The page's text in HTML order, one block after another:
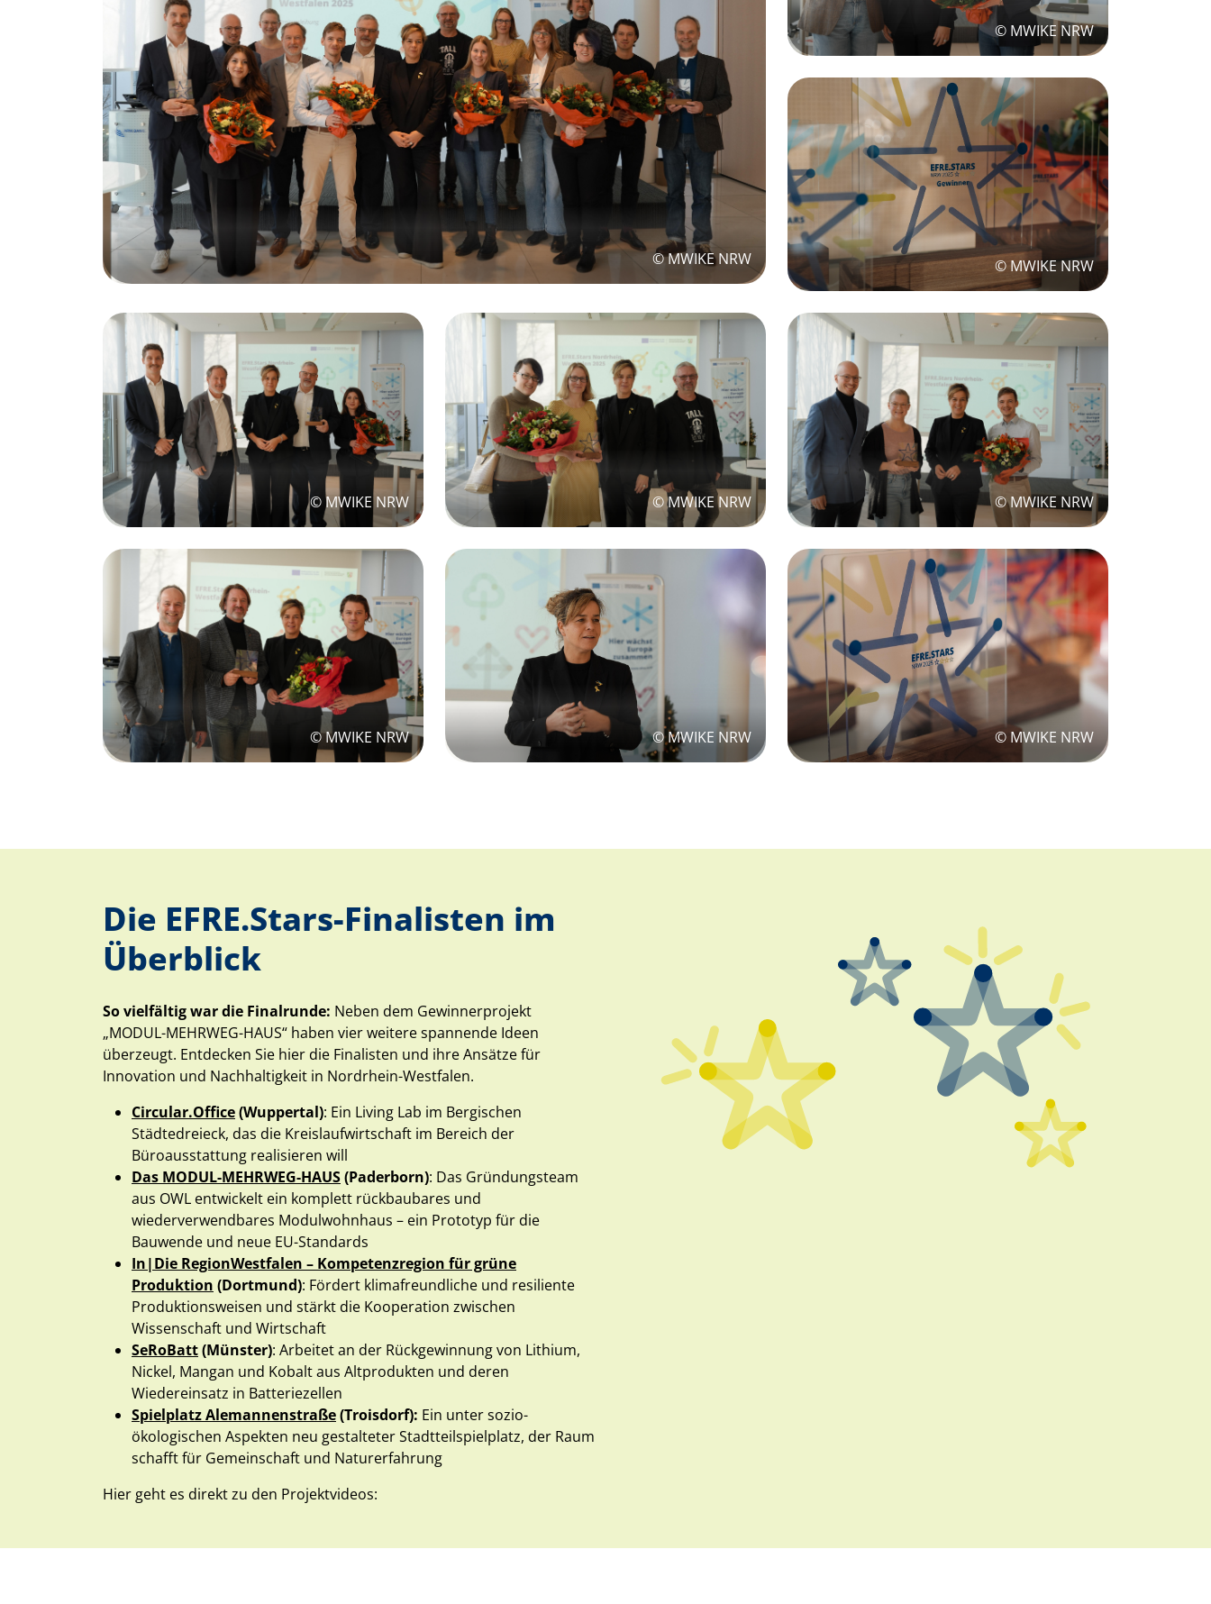
© MWIKE NRW
© MWIKE NRW
© MWIKE NRW
© MWIKE NRW © MWIKE NRW © MWIKE NRW
© MWIKE NRW © MWIKE NRW © MWIKE NRW
Die EFRE.Stars-Finalisten im
Überblick
So vielfältig war die Finalrunde: Neben dem Gewinnerprojekt
„MODUL-MEHRWEG-HAUS“ haben vier weitere spannende Ideen
überzeugt. Entdecken Sie hier die Finalisten und ihre Ansätze für
Innovation und Nachhaltigkeit in Nordrhein-Westfalen.
Circular.Office(Wuppertal): Ein Living Lab im Bergischen
Städtedreieck, das die Kreislaufwirtschaft im Bereich der
Büroausstattung realisieren will
Das MODUL-MEHRWEG-HAUS(Paderborn): Das Gründungsteam
aus OWL entwickelt ein komplett rückbaubares und
wiederverwendbares Modulwohnhaus – ein Prototyp für die
Bauwende und neue EU-Standards
In|Die RegionWestfalen – Kompetenzregion für grüne
Produktion (Dortmund): Fördert klimafreundliche und resiliente
Produktionsweisen und stärkt die Kooperation zwischen
Wissenschaft und Wirtschaft
SeRoBatt(Münster): Arbeitet an der Rückgewinnung von Lithium,
Nickel, Mangan und Kobalt aus Altprodukten und deren
Wiedereinsatz in Batteriezellen
Spielplatz Alemannenstraße(Troisdorf): Ein unter sozio-
ökologischen Aspekten neu gestalteter Stadtteilspielplatz, der Raum
schafft für Gemeinschaft und Naturerfahrung
Hier geht es direkt zu den Projektvideos: